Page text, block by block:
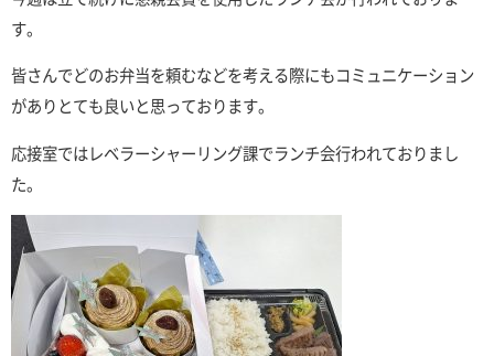
す。
皆さんでどのお弁当を頼むなどを考える際にもコミュニケーション
がありとても良いと思っております。
応接室ではレベラーシャーリング課でランチ会行われておりまし
た。